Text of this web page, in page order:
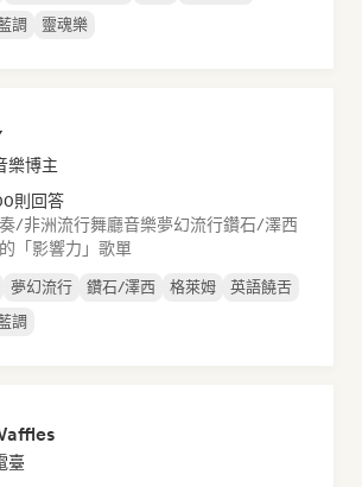
調 靈魂樂
樂博主
則回答
/非洲流行舞廳音樂夢幻流行鑽石/澤西
「影響力」歌單
夢幻流行 鑽石/澤西 格萊姆
英語饒舌
調
臺